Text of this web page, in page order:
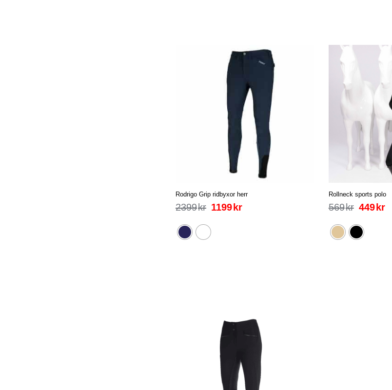
Rodrigo Grip ridbyxor herr
2399kr 1199 kr
Rollneck sports polo
569kr 449 kr